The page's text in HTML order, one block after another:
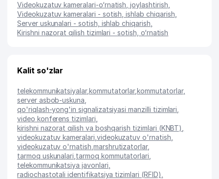
Videokuzatuv kameralari-o‘rnatish, joylashtirish
Videokuzatuv kameralari - sotish, ishlab chiqarish
Server uskunalari - sotish, ishlab chiqarish
Kirishni nazorat qilish tizimlari - sotish, o‘rnatish
Kalit so'zlar
telekommunikatsiyalar,kommutatorlar,kommutatorlar,
server asbob-uskuna
qo'riqlash-yong'in signalizatsiyasi manzilli tizimlari
video konferens tizimlari
kirishni nazorat qilish va boshqarish tizimlari (KNBT)
videokuzatuv kameralari videokuzatuv o'rnatish
videokuzatuv o'rnatish marshrutizatorlar,
tarmoq uskunalari tarmoq kommutatorlari
telekommunikatsiya javonlari
radiochastotali identifikatsiya tizimlari (RFID)